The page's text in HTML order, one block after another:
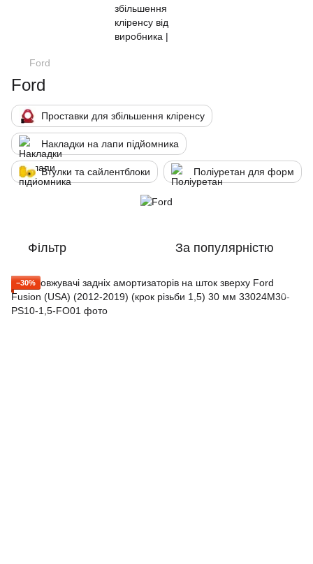
Ford
Ford
Проставки для збільшення кліренсу
Накладки на лапи підйомника
Втулки та сайлентблоки Поліуретан для форм
Фільтр За популярністю
−30%